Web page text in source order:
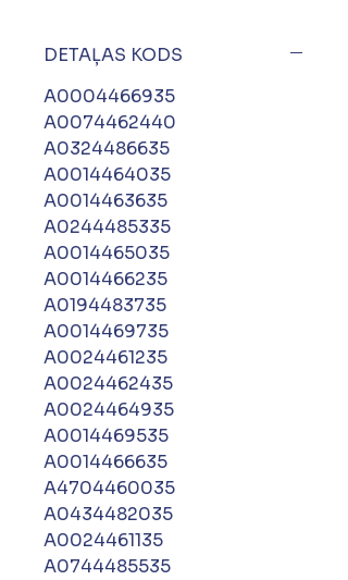
DETAĻAS KODS
A0004466935
A0074462440
A0324486635
A0014464035
A0014463635
A0244485335
A0014465035
A0014466235
A0194483735
A0014469735
A0024461235
A0024462435
A0024464935
A0014469535
A0014466635
A4704460035
A0434482035
A0024461135
A0744485535